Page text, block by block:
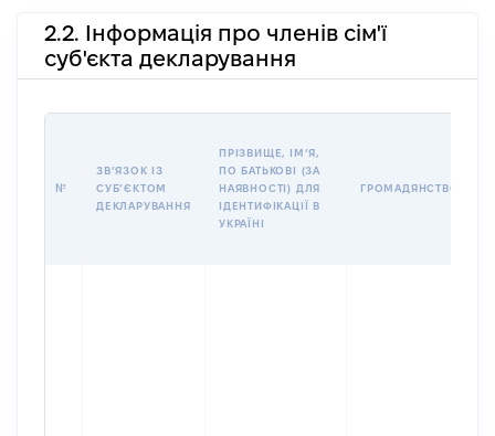
2.2. Інформація про членів сім'ї
суб'єкта декларування
№
ЗВʼЯЗОК ІЗ
СУБʼЄКТОМ
ДЕКЛАРУВАННЯ
ПРІЗВИЩЕ, ІМʼЯ,
ПО БАТЬКОВІ (ЗА
НАЯВНОСТІ) ДЛЯ
ІДЕНТИФІКАЦІЇ В
УКРАЇНІ
ГРОМАДЯНСТВО